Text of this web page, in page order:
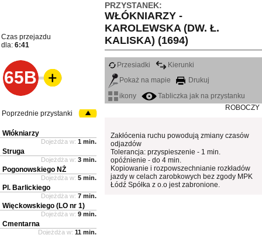
PRZYSTANEK:
WŁÓKNIARZY -
KAROLEWSKA (DW. Ł.
KALISKA) (1694)
Czas przejazdu
dla: 6:41
65B
Przesiadki
Kierunki
Pokaż na mapie
Drukuj
ikony
Tabliczka jak na przystanku
ROBOCZY
Zakłócenia ruchu powodują zmiany czasów
odjazdów
Tolerancja: przyspieszenie - 1 min.
opóźnienie - do 4 min.
Kopiowanie i rozpowszechnianie rozkładów
jazdy w celach zarobkowych bez zgody MPK
Łódź Spółka z o.o jest zabronione.
Poprzednie przystanki
Włókniarzy
Dojeżdża w: 1 min.
Struga
Dojeżdża w: 3 min.
Pogonowskiego NŻ
Dojeżdża w: 5 min.
Pl. Barlickiego
Dojeżdża w: 7 min.
Więckowskiego (LO nr 1)
Dojeżdża w: 9 min.
Cmentarna
Dojeżdża w: 11 min.